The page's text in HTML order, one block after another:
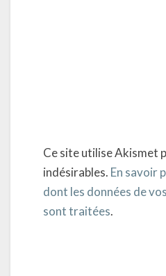
Ce site utilise Akismet
indésirables. En savoir
dont les données de
sont traitées.